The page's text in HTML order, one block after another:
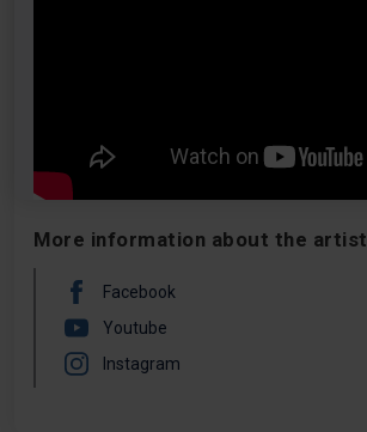
More information about the artist
Facebook
Youtube
Instagram